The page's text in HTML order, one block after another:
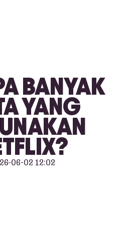
BANYAK
YANG
06-02 12:02